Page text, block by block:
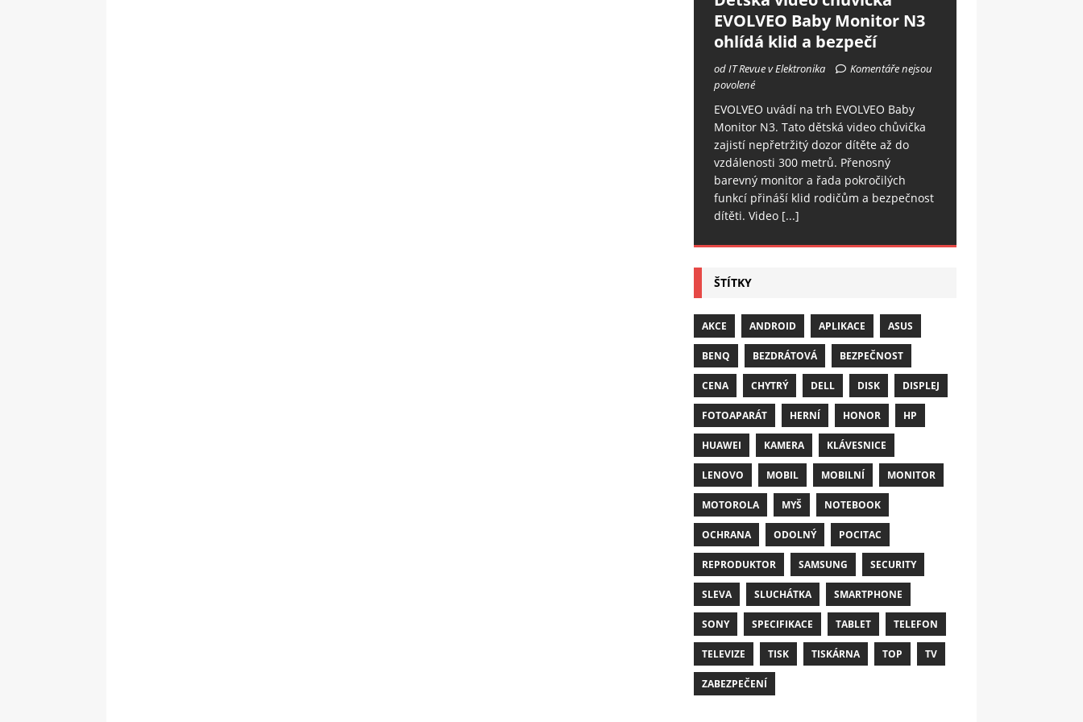
EVOLVEO Baby Monitor N3
ohlídá klid a bezpečí
od IT Revue v Elektronika
Komentáře nejsou
povolené
EVOLVEO uvádí na trh EVOLVEO Baby
Monitor N3. Tato dětská video chůvička
zajistí nepřetržitý dozor dítěte až do
vzdálenosti 300 metrů. Přenosný
barevný monitor a řada pokročilých
funkcí přináší klid rodičům a bezpečnost
dítěti. Video [...]
ŠTÍTKY
AKCE ANDROID APLIKACE ASUS
BENQ BEZDRÁTOVÁ BEZPEČNOST
CENA CHYTRÝ DELL DISK DISPLEJ
FOTOAPARÁT HERNÍ HONOR HP
HUAWEI KAMERA KLÁVESNICE
LENOVO MOBIL MOBILNÍ MONITOR
MOTOROLA MYŠ NOTEBOOK
OCHRANA ODOLNÝ POCITAC
REPRODUKTOR SAMSUNG SECURITY
SLEVA SLUCHÁTKA SMARTPHONE
SONY SPECIFIKACE TABLET TELEFON
TELEVIZE TISK TISKÁRNA TOP TV
ZABEZPEČENÍ